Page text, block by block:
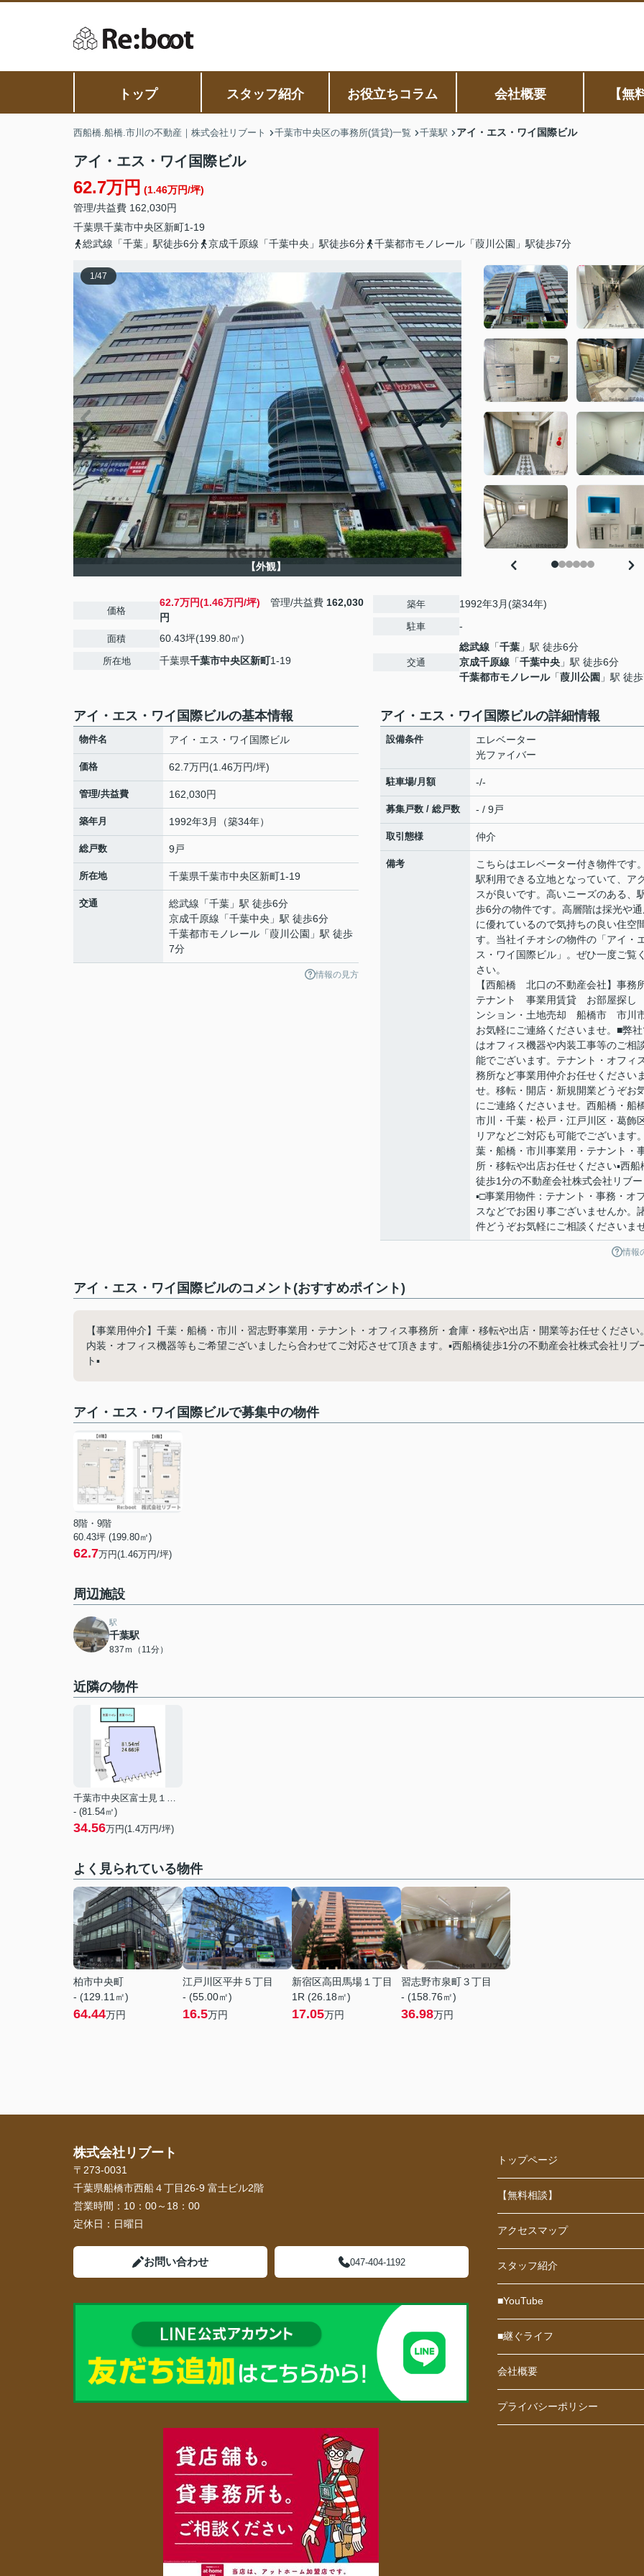
トップ スタッフ紹介 お役立ちコラム 会社概要 【無
西船橋.船橋.市川の不動産｜株式会社リブート 千葉市中央区の事務所(賃貸)一覧 千葉駅 アイ・エス・ワイ国際ビル
アイ・エス・ワイ国際ビル
62.7万円 (1.46万円/坪)
管理/共益費 162,030円
千葉県千葉市中央区新町1-19
総武線「千葉」駅徒歩6分
京成千原線「千葉中央」駅徒歩6分 千葉都市モノレール「葭川公園」駅徒歩7分
1/47
【外観】
価格
62.7万円(1.46万円/坪) 管理/共益費 162,030
円
面積 60.43坪(199.80㎡)
所在地 千葉県千葉市中央区新町1-19
築年 1992年3月(築34年)
駐車 -
交通
総武線 「千葉 」駅 徒歩6分
京成千原線 「千葉中央 」駅 徒歩6分
千葉都市モノレール「葭川公園 」駅 徒
アイ・エス・ワイ国際ビルの基本情報
物件名 アイ・エス・ワイ国際ビル
価格 62.7万円(1.46万円/坪)
管理/共益費 162,030円
築年月 1992年3月（築34年）
総戸数 9戸
所在地 千葉県千葉市中央区新町1-19
交通 総武線 「千葉 」駅 徒歩6分
京成千原線 「千葉中央 」駅 徒歩6分
千葉都市モノレール 「葭川公園 」駅 徒歩
7分
情報の見方
アイ・エス・ワイ国際ビルの詳細情報
設備条件
エレベーター
光ファイバー
駐車場/月額 -/-
募集戸数 / 総戸数 - / 9戸
取引態様 仲介
備考
こちらはエレベーター付き物件です
駅利用できる立地となっていて、ア
スが良いです。高いニーズのある、
歩6分の物件です。高層階は採光や
に優れているので気持ちの良い住空
す。当社イチオシの物件の「アイ・
ス・ワイ国際ビル」。ぜひ一度ご覧
さい。
【西船橋 北口の不動産会社】事務
テナント 事業用賃貸 お部屋探
ンション・土地売却 船橋市 市
お気軽にご連絡くださいませ。■弊
はオフィス機器や内装工事等のご相
能でございます。テナント・オフィ
務所など事業用仲介お任せください
せ。移転・開店・新規開業どうぞお
にご連絡くださいませ。西船橋・船
市川・千葉・松戸・江戸川区・葛飾
リアなどご対応も可能でございます
葉・船橋・市川事業用・テナント・
所・移転や出店お任せください▪️西船
徒歩1分の不動産会社株式会社リブ
▪️□事業用物件：テナント・事務・オ
スなどでお困り事ございませんか。
件どうぞお気軽にご相談くださいま
情報
アイ・エス・ワイ国際ビルのコメント(おすすめポイント)
【事業用仲介】千葉・船橋・市川・習志野事業用・テナント・オフィス事務所・倉庫・移転や出店・開業等お任せください
内装・オフィス機器等もご希望ございましたら合わせてご対応させて頂きます。▪️西船橋徒歩1分の不動産会社株式会社リブ
ト▪️
アイ・エス・ワイ国際ビルで募集中の物件
8階・9階
60.43坪 (199.80㎡)
62.7万円(1.46万円/坪)
周辺施設
駅
千葉駅
837ｍ（11分）
近隣の物件
千葉市中央区富士見１丁目
- (81.54㎡)
34.56万円(1.4万円/坪)
よく見られている物件
柏市中央町
- (129.11㎡)
64.44万円
江戸川区平井５丁目
- (55.00㎡)
16.5万円
新宿区高田馬場１丁目
1R (26.18㎡)
17.05万円
習志野市泉町３丁目
- (158.76㎡)
36.98万円
株式会社リブート
〒273-0031
千葉県船橋市西船４丁目26-9 富士ビル2階
営業時間： 10：00～18：00
定休日： 日曜日
お問い合わせ 047-404-1192
トップページ
【無料相談】
アクセスマップ
スタッフ紹介
■YouTube
■継ぐライフ
会社概要
プライバシーポリシー